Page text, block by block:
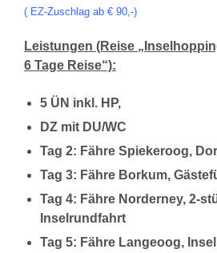
( EZ-Zuschlag ab € 90,-)
Leistungen (Reise
6 Tage Reise“):
5 ÜN inkl. HP,
DZ mit DU/WC
Tag 2: Fähre Spiekeroog,
Tag 3: Fähre Borkum,
Tag 4: Fähre Norderney, 2-
Inselrundfahrt
Tag 5: Fähre Langeoog,